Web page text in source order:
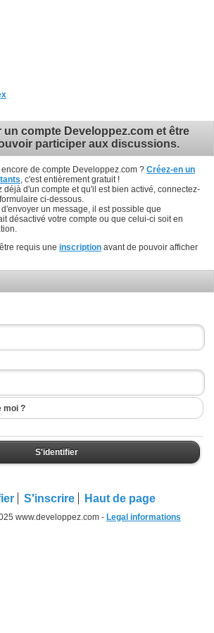
un compte Developpez.com et être
participer aux discussions.
de compte Developpez.com ? Créez-en un
, c'est entièrement gratuit !
déjà d'un compte et qu'il est bien activé, connectez-
ci-dessous.
un message, il est possible que
désactivé votre compte ou que celui-ci soit en
requis une inscription avant de pouvoir afficher
moi ?
S'identifier
S'inscrire Haut de page
www.developpez.com - Legal informations